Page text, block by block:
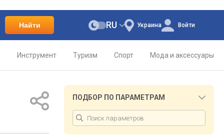
Найти Украина
RU Войти
Инструмент Туризм Спорт Мода и аксессуары
ПОДБОР ПО ПАРАМЕТРАМ